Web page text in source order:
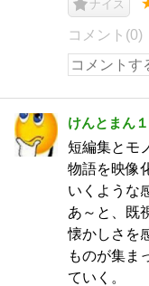
ナイス
コメント(0)
けんとまん
短編集とモ
物語を映像
いくような
あ～と、既
懐かしさを
ものが集ま
ていく。